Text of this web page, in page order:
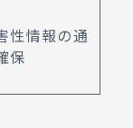
性情報の通
保